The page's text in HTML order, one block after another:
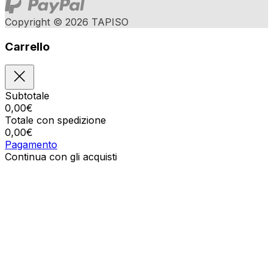
Copyright © 2026 TAPISO
Carrello
Subtotale
0,00€
Totale con spedizione
0,00€
Pagamento
Continua con gli acquisti